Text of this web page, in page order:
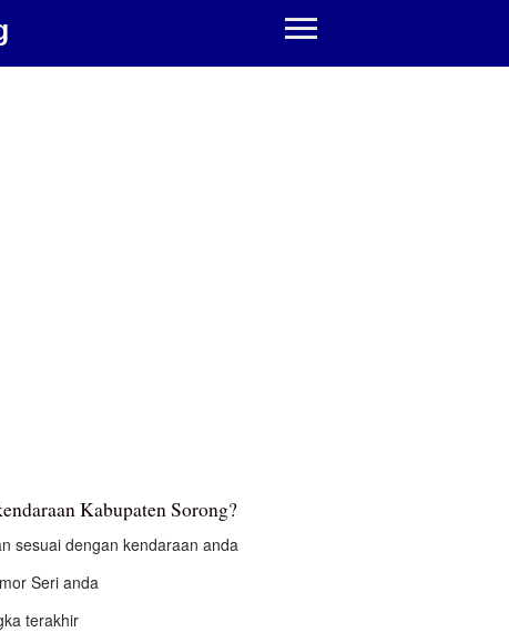
Kabupaten Sorong?
sesuai dengan kendaraan anda
Seri anda
terakhir